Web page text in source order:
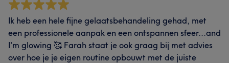
Ik heb een hele fijne gelaatsbehandeling gehad, met
een professionele aanpak en een ontspannen sfeer...and
I'm glowing 🥰 Farah staat je ook graag bij met advies
over hoe je je eigen routine opbouwt met de juiste